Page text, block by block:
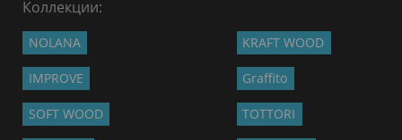
Коллекции:
NOLANA KRAFT WOOD
IMPROVE Graffito
SOFT WOOD TOTTORI